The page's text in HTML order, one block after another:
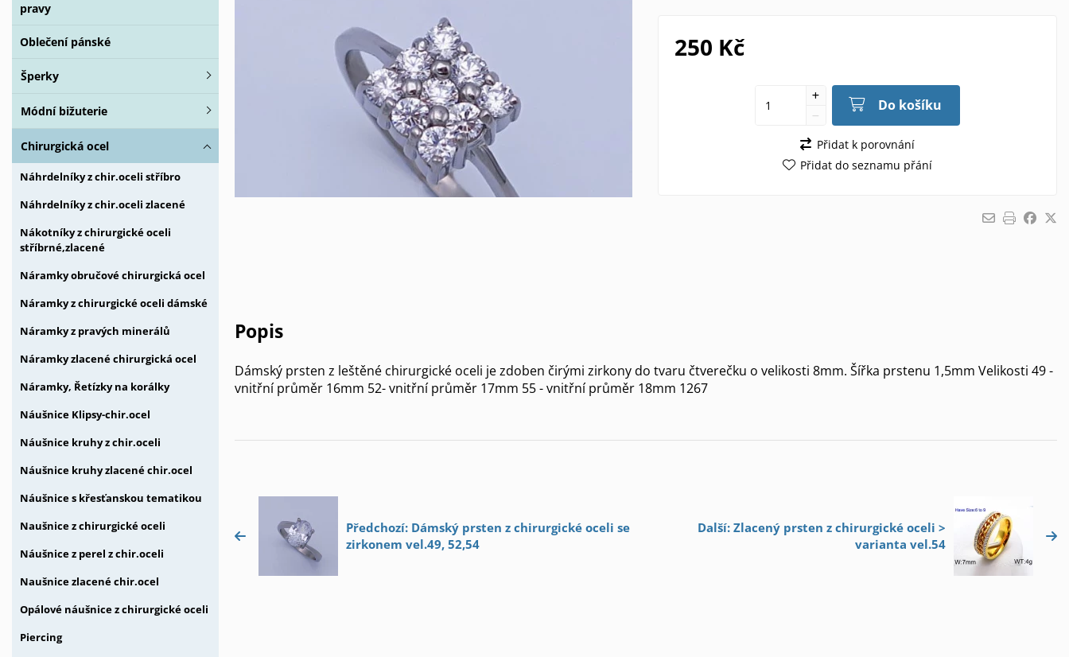
pravy
Oblečení pánské
Šperky
Módní bižuterie
Chirurgická ocel
Náhrdelníky z chir.oceli stříbro
Náhrdelníky z chir.oceli zlacené
Nákotníky z chirurgické oceli
stříbrné,zlacené
Náramky obručové chirurgická ocel
Náramky z chirurgické oceli dámské
Náramky z pravých minerálů
Náramky zlacené chirurgická ocel
Náramky, Řetízky na korálky
Náušnice Klipsy-chir.ocel
Náušnice kruhy z chir.oceli
Náušnice kruhy zlacené chir.ocel
Náušnice s křesťanskou tematikou
Naušnice z chirurgické oceli
Náušnice z perel z chir.oceli
Naušnice zlacené chir.ocel
Opálové náušnice z chirurgické oceli
Piercing
250 Kč
Do košíku
Přidat k porovnání
Přidat do seznamu přání
Popis
Dámský prsten z leštěné chirurgické oceli je zdoben čirými zirkony do tvaru čtverečku o velikosti 8mm. Šířka prstenu 1,5mm Velikosti 49 -
vnitřní průměr 16mm 52- vnitřní průměr 17mm 55 - vnitřní průměr 18mm 1267
Předchozí: Dámský prsten z chirurgické oceli se
zirkonem vel.49, 52,54
Další: Zlacený prsten z chirurgické oceli >
varianta vel.54